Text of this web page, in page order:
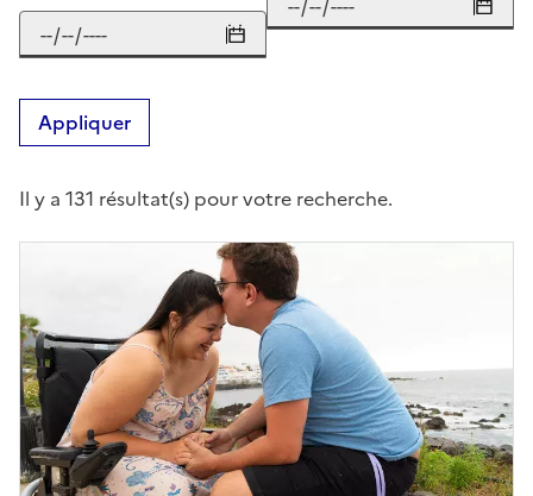
Appliquer
Il y a 131 résultat(s) pour votre recherche.